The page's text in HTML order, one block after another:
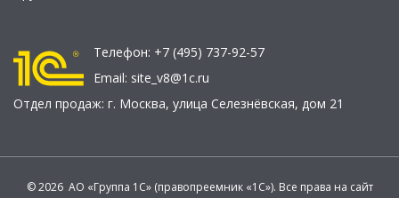
Телефон: +7 (495) 737-92-57
Email: site_v8@1c.ru
Отдел продаж: г. Москва, улица Селезнёвская, дом 21
© 2026 АО «Группа 1С» (правопреемник «1С»). Все права на сайт